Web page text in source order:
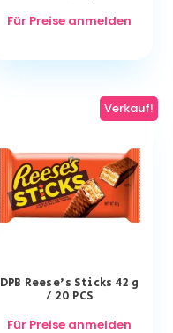
Für Preise anmelden
Verkauf!
DPB Reese’s Sticks 42 g
/ 20 PCS
Für Preise anmelden